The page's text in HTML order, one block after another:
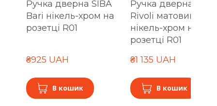
Ручка дверна SIBA
Bari нікель-хром на
розетці R01
₴925 UAH
В кошик
Ручка дверна SIBA
Rivoli матовий
нікель-хром на
розетці R01
₴1 135 UAH
В кошик